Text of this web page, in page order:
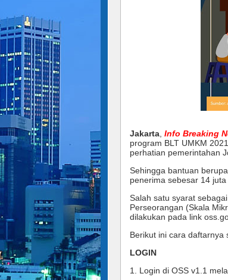
Jakarta Info Breaking
program BLT UMKM 2021
perhatian pemerintahan
Sehingga bantuan
penerima sebesar 14 juta
Salah satu syarat
Perseorangan (Skala
dilakukan pada link
Berikut ini cara daftarnya
LOGIN